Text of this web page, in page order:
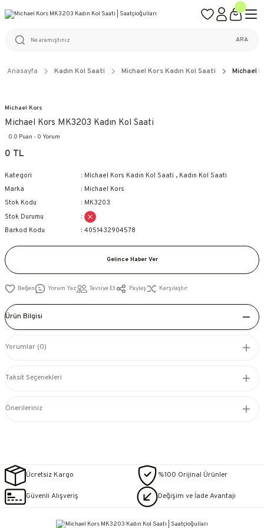
%100 ORİJİNAL ÜRÜN GARANTİSİ
ARA
Anasayfa Kadın Kol Saati Michael Kors Kadın Kol Saati Michael
Michael Kors
Michael Kors MK3203 Kadın Kol Saati
0.0 Puan - 0 Yorum
0 TL
Kategori Michael Kors Kadın Kol Saati , Kadın Kol Saati
Marka
Michael Kors
Stok Kodu
MK3203
Stok Durumu
Barkod Kodu
4051432904578
Gelince Haber Ver
Yorum Yaz Tavsiye Et Paylaş Karşılaştır
Ürün Bilgisi
Yorumlar (0)
Taksit Seçenekleri
Önerileriniz
Ücretsiz Kargo %100 Orijinal Ürünler
Güvenli Alışveriş Değişim ve İade Avantajı